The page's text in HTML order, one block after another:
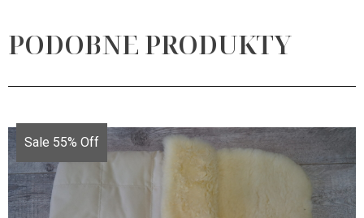
PODOBNE PRODUKTY
Sale 55% Off